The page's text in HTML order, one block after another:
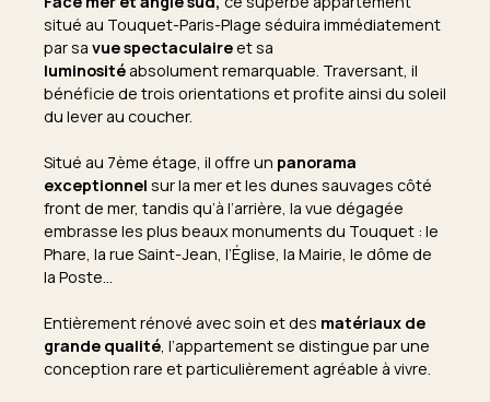
situé au Touquet-Paris-Plage séduira immédiatement
par sa vue spectaculaireet sa
luminosité absolument remarquable. Traversant, il
bénéficie de trois orientations et profite ainsi du soleil
du lever au coucher.
Situé au 7ème étage, il offre un panorama
exceptionnel sur la mer et les dunes sauvages côté
front de mer, tandis qu’à l’arrière, la vue dégagée
embrasse les plus beaux monuments du Touquet : le
Phare, la rue Saint-Jean, l’Église, la Mairie, le dôme de
la Poste…
Entièrement rénové avec soin et des matériaux de
grande qualité , l’appartement se distingue par une
conception rare et particulièrement agréable à vivre.